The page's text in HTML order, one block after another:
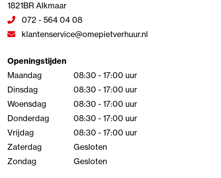
1821BR Alkmaar
072 - 564 04 08
klantenservice@omepietverhuur.nl
Openingstijden
Maandag
08:30 - 17:00 uur
Dinsdag
08:30 - 17:00 uur
Woensdag
08:30 - 17:00 uur
Donderdag
08:30 - 17:00 uur
Vrijdag
08:30 - 17:00 uur
Zaterdag
Gesloten
Zondag
Gesloten